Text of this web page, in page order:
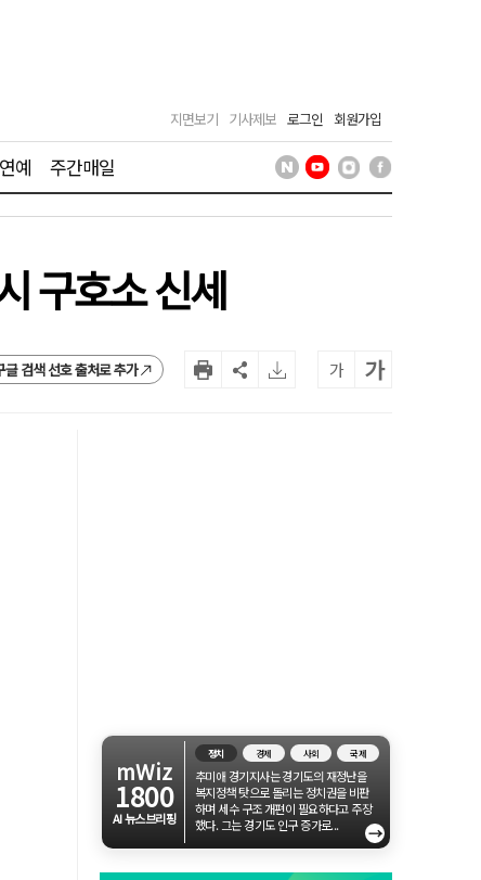
지면보기 기사제보 로그인 회원가입
예 주간매일
구호소 신세
글 검색 선호 출처로 추가 가 가
mWiz
1800
AI 뉴스브리핑
정치 경제 사회 국제
추미애 경기지사는 경기도의 재정난을
복지정책 탓으로 돌리는 정치권을 비판
하며 세수 구조 개편이 필요하다고 주장
했다. 그는 경기도 인구 증가로...
→